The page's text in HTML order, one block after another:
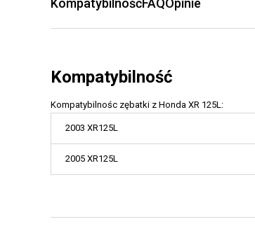
Kompatybilność
Kompatybilnośc zębatki z Honda XR 125L:
2003 XR125L
2005 XR125L